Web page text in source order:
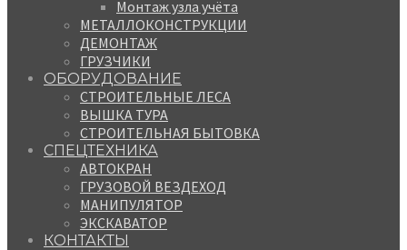
Монтаж узла учёта
МЕТАЛЛОКОНСТРУКЦИИ
ДЕМОНТАЖ
ГРУЗЧИКИ
ОБОРУДОВАНИЕ
СТРОИТЕЛЬНЫЕ ЛЕСА
ВЫШКА ТУРА
СТРОИТЕЛЬНАЯ БЫТОВКА
СПЕЦТЕХНИКА
АВТОКРАН
ГРУЗОВОЙ ВЕЗДЕХОД
МАНИПУЛЯТОР
ЭКСКАВАТОР
КОНТАКТЫ